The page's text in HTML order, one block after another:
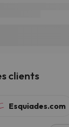
clients
Esquiades.com